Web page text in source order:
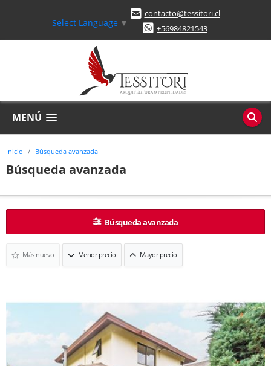
Select Language ▼
contacto@tessitori.cl
+56984821543
MENÚ
Inicio Búsqueda avanzada
Búsqueda avanzada
Búsqueda avanzada
Más nuevo Menor precio Mayor precio